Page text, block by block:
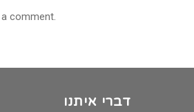
comment.
דברי איתנו